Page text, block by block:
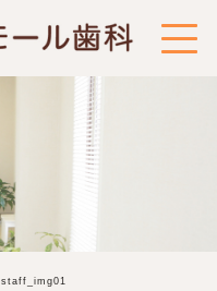
staff_img01